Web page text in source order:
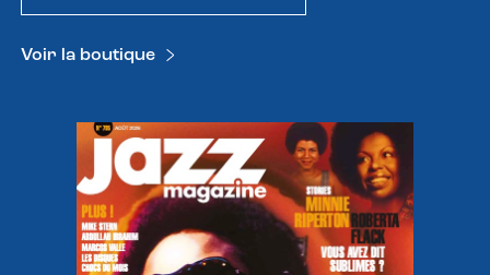
Voir la boutique